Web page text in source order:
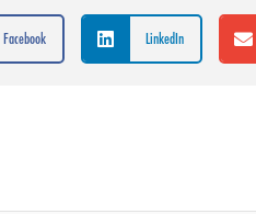
Facebook LinkedIn